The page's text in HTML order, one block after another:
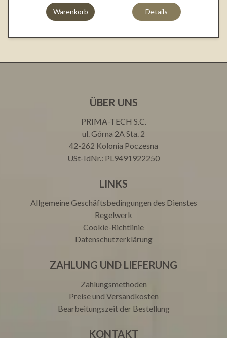
Warenkorb Details
ÜBER UNS
PRIMA-TECH S.C.
ul. Górna 2A Sta. 2
42-262 Kolonia Poczesna
USt-IdNr.: PL9491922250
LINKS
Allgemeine Geschäftsbedingungen des Dienstes
Regelwerk
Cookie-Richtlinie
Datenschutzerklärung
ZAHLUNG UND LIEFERUNG
Zahlungsmethoden
Preise und Versandkosten
Bearbeitungszeit der Bestellung
KONTAKT